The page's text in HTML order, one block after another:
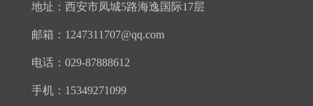
地址：西安市凤城5路海逸国际17层
邮箱：1247311707@qq.com
电话：029-87888612
手机：15349271099